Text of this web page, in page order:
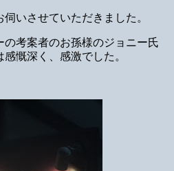
いさせていただきました。
考案者のお孫様のジョニー氏
慨深く、感激でした。